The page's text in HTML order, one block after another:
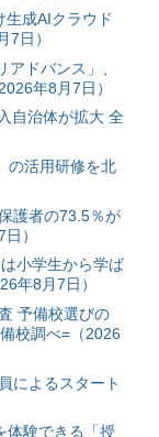
生成AIクラウド
7日）
ドバンス」、
年8月7日）
自治体が拡大 全
の活用研修を北
護者の73.5％が
）
小学生から学ば
年8月7日）
予備校選びの
校調べ=（2026
によるスタート
体験できる「授